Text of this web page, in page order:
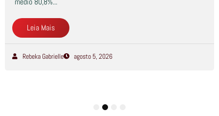
Leia Mais
Rebeka Gabrielle agosto 5, 2026